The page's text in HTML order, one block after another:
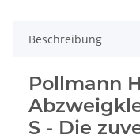
Beschreibung
Pollmann
S - Die